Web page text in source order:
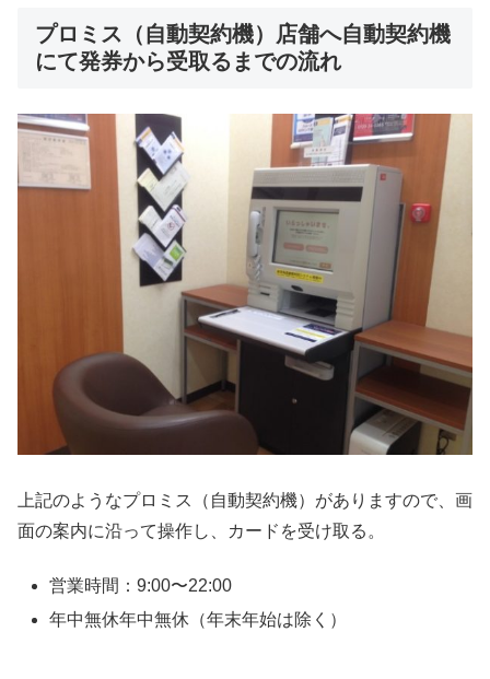
プロミス（自動契約機）店舗へ自動契約機
にて発券から受取るまでの流れ
上記のようなプロミス（自動契約機）がありますので、画
面の案内に沿って操作し、カードを受け取る。
営業時間：9:00〜22:00
年中無休年中無休（年末年始は除く）